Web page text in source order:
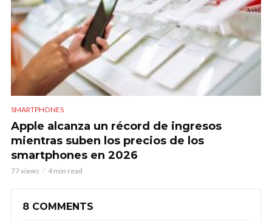
SMARTPHONES
Apple alcanza un récord de ingresos
mientras suben los precios de los
smartphones en 2026
77 views 4 min read
8 COMMENTS